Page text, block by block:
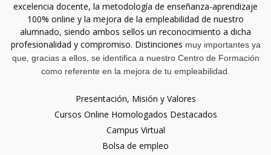
excelencia docente, la metodología de enseñanza-aprendizaje
100% online y la mejora de la empleabilidad de nuestro
alumnado, siendo ambos sellos un reconocimiento a dicha
profesionalidad y compromiso. Distinciones muy importantes ya
que, gracias a ellos, se identifica a nuestro Centro de Formación
como referente en la mejora de tu empleabilidad.
Presentación, Misión y Valores
Cursos Online Homologados Destacados
Campus Virtual
Bolsa de empleo